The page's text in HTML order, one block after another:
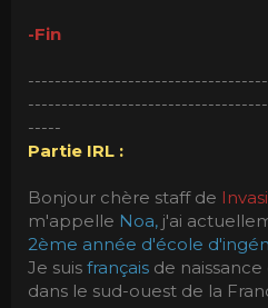
-Fin
-----
Partie IRL :
Bonjour chère staff de
m'appelle Noa, j'ai
2ème année d'école
Je suis français de naissance
dans le sud-ouest de la